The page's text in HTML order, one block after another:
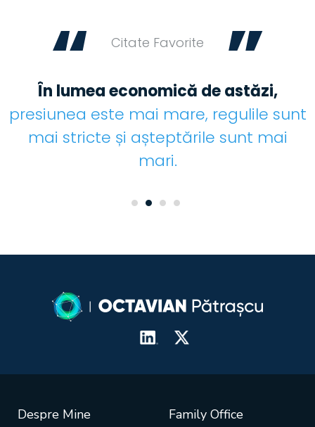
“ Citate Favorite ”
În lumea economică de astăzi,
presiunea este mai mare, regulile sunt
mai stricte și așteptările sunt mai
mari.
Despre Mine Family Office